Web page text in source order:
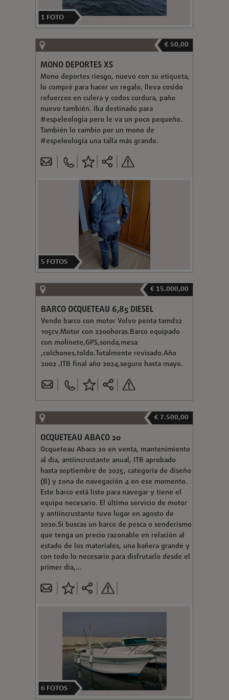
1 FOTO
€ 50,00
MONO DEPORTES XS
Mono deportes riesgo, nuevo con su etiqueta,
lo compré para hacer un regalo, lleva cosido
refuerzos en culera y codos cordura, paño
nuevo también. Iba destinado para
#espeleologia pero le va un poco pequeño.
También lo cambio por un mono de
#espeleología una talla más grande.
5 FOTOS
€ 15.000,00
BARCO OCQUETEAU 6,85 DIESEL
Vendo barco con motor Volvo penta tamd22
105cv.Motor con 2200horas.Barco equipado
con molinete,GPS,sonda,mesa
,colchones,toldo.Totalmente revisado.Año
2002 ,ITB final año 2024,seguro hasta mayo.
€ 7.500,00
OCQUETEAU ABACO 20
Ocqueteau Abaco 20 en venta, mantenimiento
al día, antiincrustante anual, ITB aprobado
hasta septiembre de 2025, categoría de diseño
(B) y zona de navegación 4 en ese momento.
Este barco está listo para navegar y tiene el
equipo necesario. El último servicio de motor
y antiincrustante tuvo lugar en agosto de
2020.Si buscas un barco de pesca o senderismo
que tenga un precio razonable en relación al
estado de los materiales, una bañera grande y
con todo lo necesario para disfrutarlo desde el
primer día,...
6 FOTOS